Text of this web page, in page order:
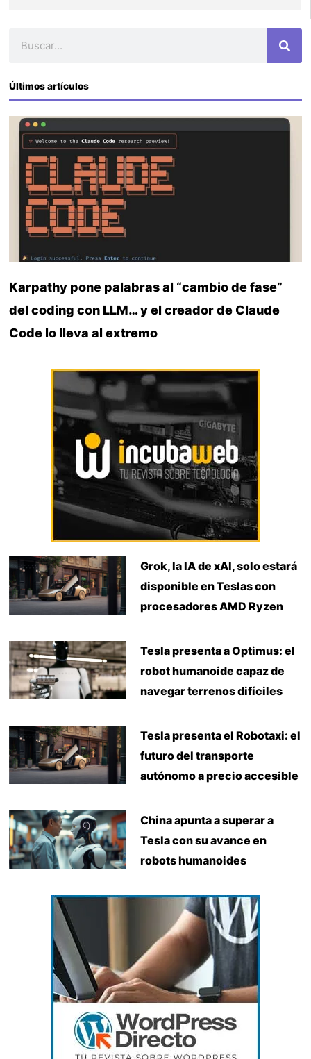
Últimos artículos
Karpathy pone palabras al “cambio de fase”
del coding con LLM… y el creador de Claude
Code lo lleva al extremo
Grok, la IA de xAI, solo estará
disponible en Teslas con
procesadores AMD Ryzen
Tesla presenta a Optimus: el
robot humanoide capaz de
navegar terrenos difíciles
Tesla presenta el Robotaxi: el
futuro del transporte
autónomo a precio accesible
China apunta a superar a
Tesla con su avance en
robots humanoides